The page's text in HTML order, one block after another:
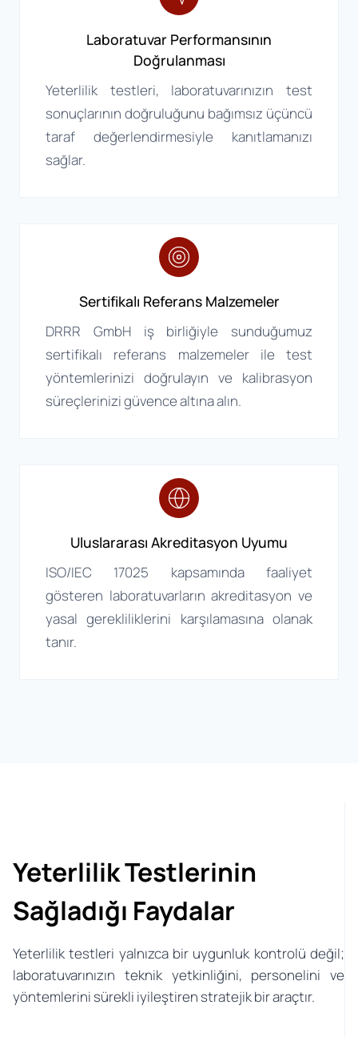
Laboratuvar Performansının
Doğrulanması
Yeterlilik testleri, laboratuvarınızın test
sonuçlarının doğruluğunu bağımsız üçüncü
taraf değerlendirmesiyle kanıtlamanızı
sağlar.
Sertifikalı Referans Malzemeler
DRRR GmbH iş birliğiyle sunduğumuz
sertifikalı referans malzemeler ile test
yöntemlerinizi doğrulayın ve kalibrasyon
süreçlerinizi güvence altına alın.
Uluslararası Akreditasyon Uyumu
ISO/IEC 17025 kapsamında faaliyet
gösteren laboratuvarların akreditasyon ve
yasal gerekliliklerini karşılamasına olanak
tanır.
Yeterlilik Testlerinin
Sağladığı Faydalar
Yeterlilik testleri yalnızca bir uygunluk kontrolü değil;
laboratuvarınızın teknik yetkinliğini, personelini ve
yöntemlerini sürekli iyileştiren stratejik bir araçtır.